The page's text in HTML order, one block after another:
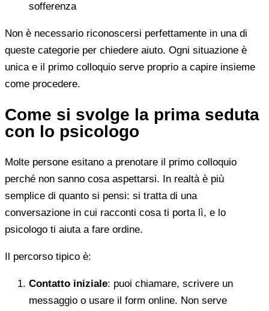
sofferenza
Non è necessario riconoscersi perfettamente in una di
queste categorie per chiedere aiuto. Ogni situazione è
unica e il primo colloquio serve proprio a capire insieme
come procedere.
Come si svolge la prima seduta
con lo psicologo
Molte persone esitano a prenotare il primo colloquio
perché non sanno cosa aspettarsi. In realtà è più
semplice di quanto si pensi: si tratta di una
conversazione in cui racconti cosa ti porta lì, e lo
psicologo ti aiuta a fare ordine.
Il percorso tipico è:
Contatto iniziale: puoi chiamare, scrivere un
messaggio o usare il form online. Non serve